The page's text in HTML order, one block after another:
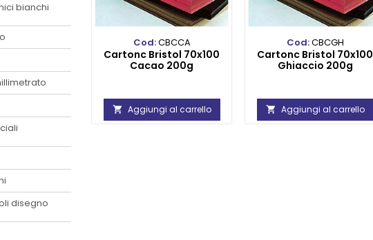
bianchi
disegno
Cod:CBCCA
Cartonc Bristol 70x100
Cacao 200g
 Aggiungi al carrello
Cod:CBCGH
Cartonc Bristol 70x100
Ghiaccio 200g
 Aggiungi al carrello